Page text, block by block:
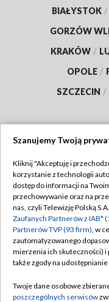
BIAŁYSTOK /
GORZÓW
KRAKÓW /
OPOLE /
SZCZECIN /
Abonament TVP
Emisja w TVP
Centrum informacji
Naziemna Telewizja
Rada Programowa
Szanujemy Twoją
Kliknij "Akceptuję i
korzystanie z technologii
dostęp do informacji na
przechowywanie oraz na
nas, czyli Telewizję Polską
Zaufanych Partnerów z IAB*
Partnerów TVP (93 firm), w
zautomatyzowanego
mierzenia ich skuteczności) i
także zgody na
Twoje dane osobowe
poszczególnych serwisów